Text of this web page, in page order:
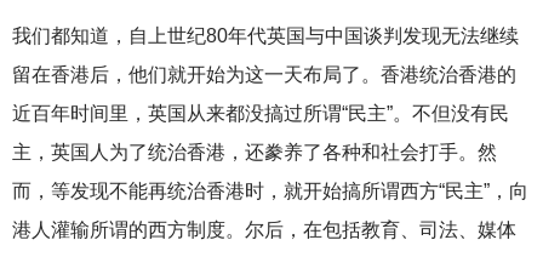
我们都知道，自上世纪80年代英国与中国谈判发现无法继续
留在香港后，他们就开始为这一天布局了。香港统治香港的
近百年时间里，英国从来都没搞过所谓“民主”。不但没有民
主，英国人为了统治香港，还豢养了各种和社会打手。然
而，等发现不能再统治香港时，就开始搞所谓西方“民主”，向
港人灌输所谓的西方制度。尔后，在包括教育、司法、媒体